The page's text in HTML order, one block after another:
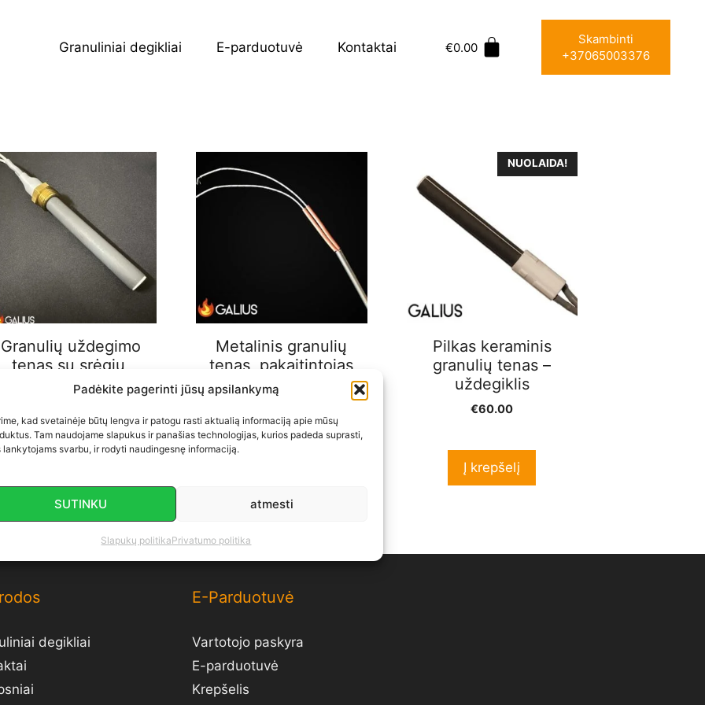
Padėkite pagerinti jūsų apsilankymą
kad svetainėje būtų lengva ir patogu rasti aktualią informaciją apie mūsų
Tam naudojame slapukus ir panašias technologijas, kurios padeda suprasti,
lankytojams svarbu, ir rodyti naudingesnę informaciją.
SUTINKU atmesti
Slapukų politikaPrivatumo politika
Granuliniai degikliai E-parduotuvė Kontaktai €0.00
Skambinti
+37065003376
Granulių uždegimo
tenas su srėgiu,
kaitinimo
€60.00
Metalinis granulių
tenas, pakaitintojas
€70.00
NUOLAIDA!
Pilkas keraminis
granulių tenas –
uždegiklis
€60.00
Į krepšelį
degikliai
E-Parduotuvė
Vartotojo paskyra
E-parduotuvė
Krepšelis